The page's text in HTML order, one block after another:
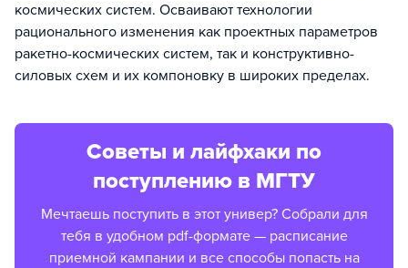
космических систем. Осваивают технологии
рационального изменения как проектных параметров
ракетно-космических систем, так и конструктивно-
силовых схем и их компоновку в широких пределах.
Советы и лайфхаки по
поступлению в МГТУ
Мечтаешь поступить в этот универ? Собрали для
тебя в удобном pdf-формате — расписание
приемной кампании и все способы попасть на